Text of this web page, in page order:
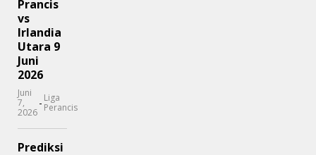
Prancis
vs
Irlandia
Utara 9
Juni
2026
Juni
7,
2026
- Liga
Perancis
Prediksi